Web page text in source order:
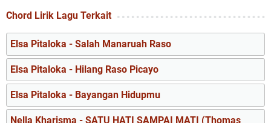
Chord Lirik Lagu Terkait
Elsa Pitaloka - Salah Manaruah Raso
Elsa Pitaloka - Hilang Raso Picayo
Elsa Pitaloka - Bayangan Hidupmu
Nella Kharisma - SATU HATI SAMPAI MATI (Thomas